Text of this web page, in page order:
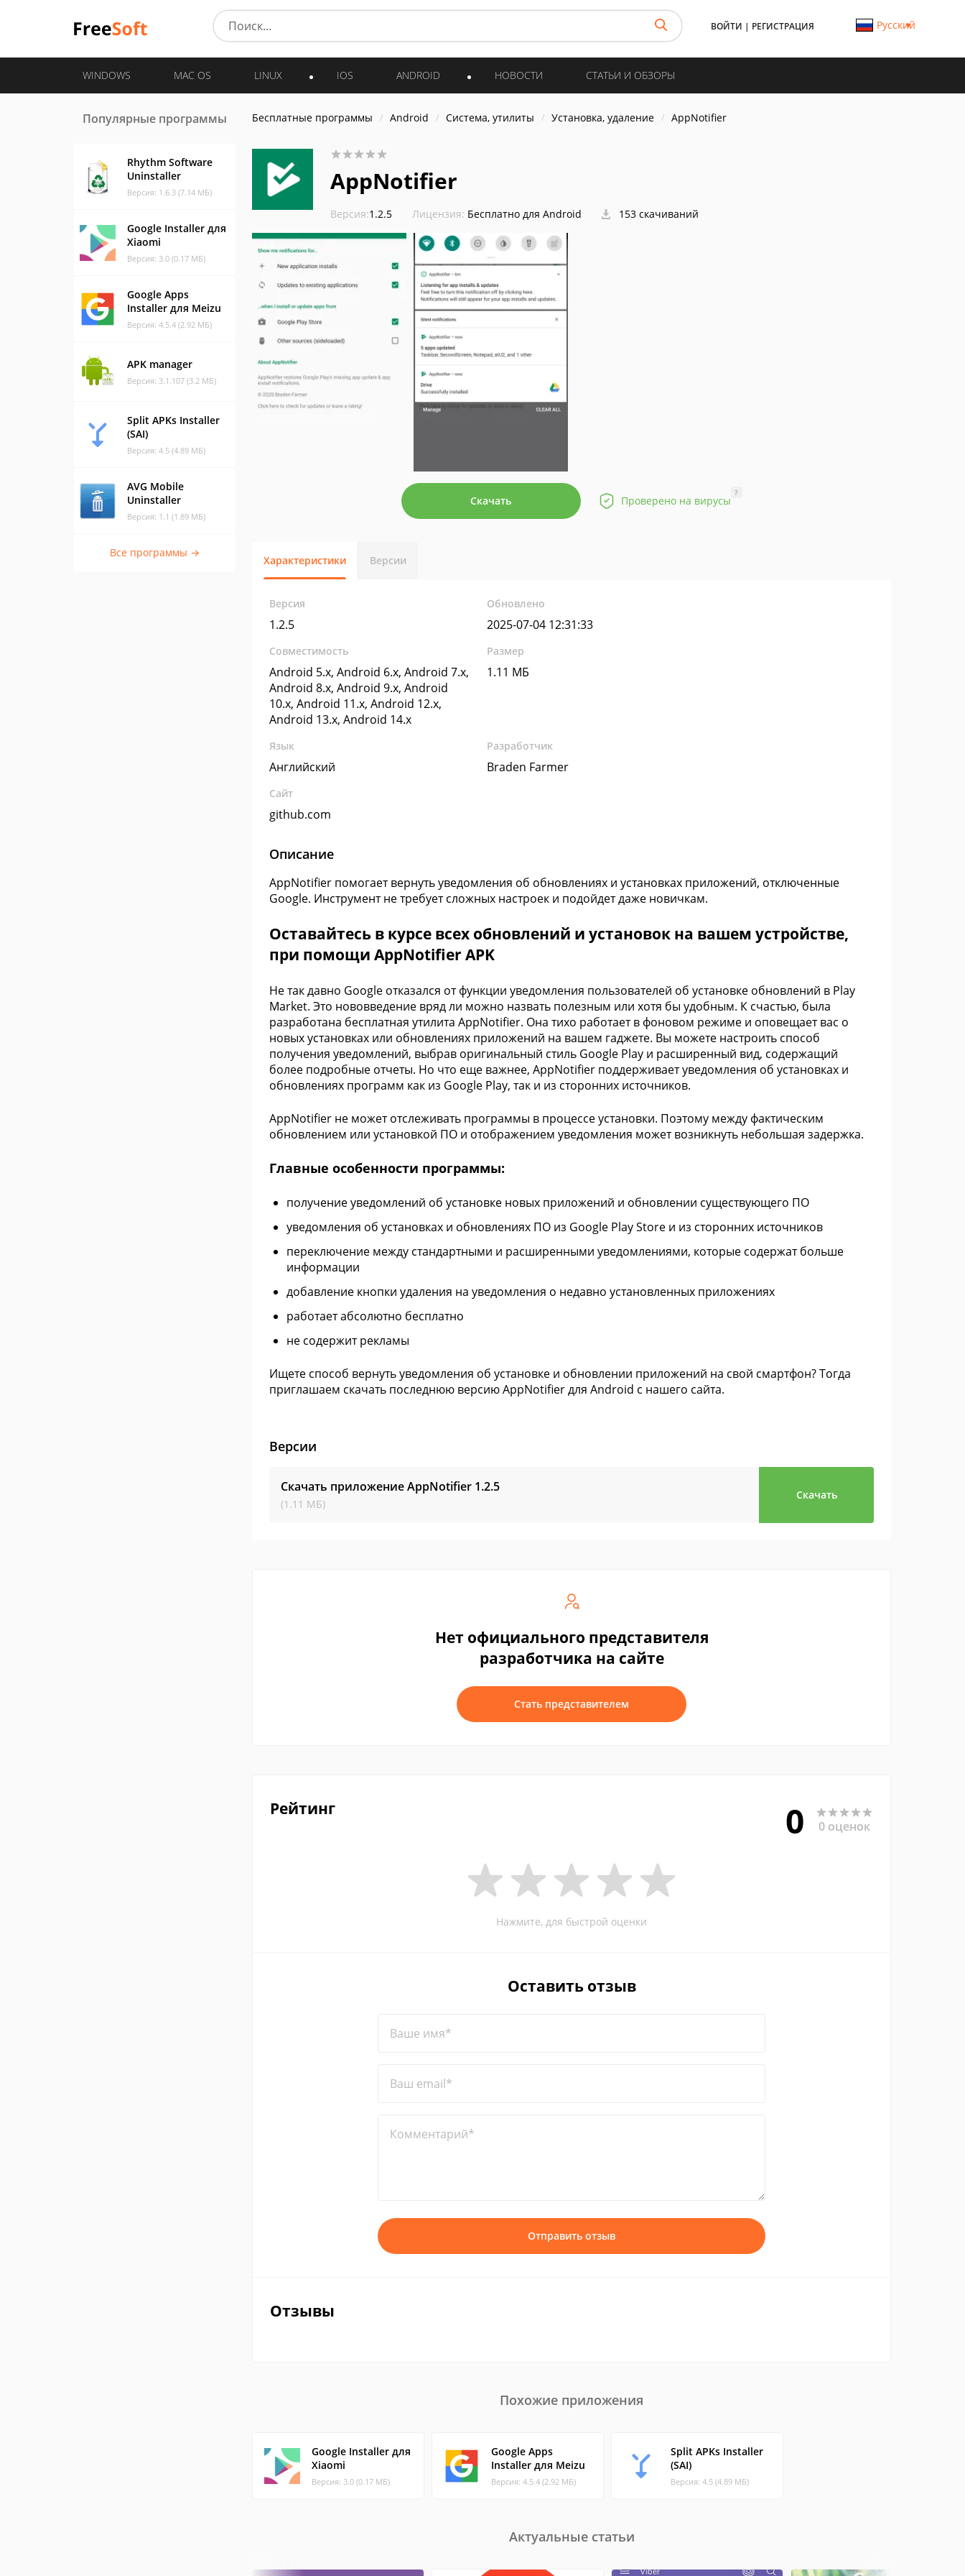
ВОЙТИ | РЕГИСТРАЦИЯ Русский
WINDOWS MAC OS LINUX IOS ANDROID НОВОСТИ СТАТЬИ И ОБЗОРЫ
Популярные программы
Rhythm Software
Uninstaller
Версия: 1.6.3 (7.14 МБ)
Google Installer для
Xiaomi
Версия: 3.0 (0.17 МБ)
Google Apps
Installer для Meizu
Версия: 4.5.4 (2.92 МБ)
APK manager
Версия: 3.1.107 (3.2 МБ)
Split APKs Installer
(SAI)
Версия: 4.5 (4.89 МБ)
AVG Mobile
Uninstaller
Версия: 1.1 (1.89 МБ)
Все программы →
Бесплатные программы Android Система, утилиты Установка, удаление AppNotifier
AppNotifier
Версия:1.2.5 Лицензия: Бесплатно для Android 153 скачиваний
Скачать Проверено на вирусы
?
Характеристики Версии
Версия
1.2.5
Обновлено
2025-07-04 12:31:33
Совместимость
Android 5.x, Android 6.x, Android 7.x,
Android 8.x, Android 9.x, Android
10.x, Android 11.x, Android 12.x,
Android 13.x, Android 14.x
Размер
1.11 МБ
Язык
Английский
Разработчик
Braden Farmer
Сайт
github.com
Описание
AppNotifier помогает вернуть уведомления об обновлениях и установках приложений, отключенные
Google. Инструмент не требует сложных настроек и подойдет даже новичкам.
Оставайтесь в курсе всех обновлений и установок на вашем устройстве,
при помощи AppNotifier APK
Не так давно Google отказался от функции уведомления пользователей об установке обновлений в Play
Market. Это нововведение вряд ли можно назвать полезным или хотя бы удобным. К счастью, была
разработана бесплатная утилита AppNotifier. Она тихо работает в фоновом режиме и оповещает вас о
новых установках или обновлениях приложений на вашем гаджете. Вы можете настроить способ
получения уведомлений, выбрав оригинальный стиль Google Play и расширенный вид, содержащий
более подробные отчеты. Но что еще важнее, AppNotifier поддерживает уведомления об установках и
обновлениях программ как из Google Play, так и из сторонних источников.
AppNotifier не может отслеживать программы в процессе установки. Поэтому между фактическим
обновлением или установкой ПО и отображением уведомления может возникнуть небольшая задержка.
Главные особенности программы:
получение уведомлений об установке новых приложений и обновлении существующего ПО
уведомления об установках и обновлениях ПО из Google Play Store и из сторонних источников
переключение между стандартными и расширенными уведомлениями, которые содержат больше
информации
добавление кнопки удаления на уведомления о недавно установленных приложениях
работает абсолютно бесплатно
не содержит рекламы
Ищете способ вернуть уведомления об установке и обновлении приложений на свой смартфон? Тогда
приглашаем скачать последнюю версию AppNotifier для Android с нашего сайта.
Версии
Скачать приложение AppNotifier 1.2.5
(1.11 МБ)
Скачать
Нет официального представителя
разработчика на сайте
Стать представителем
Рейтинг 0 0 оценок
Нажмите, для быстрой оценки
Оставить отзыв
Ваше имя*
Ваш email*
Комментарий*
Отправить отзыв
Отзывы
Похожие приложения
Google Installer для
Xiaomi
Версия: 3.0 (0.17 МБ)
Google Apps
Installer для Meizu
Версия: 4.5.4 (2.92 МБ)
Split APKs Installer
(SAI)
Версия: 4.5 (4.89 МБ)
Актуальные статьи